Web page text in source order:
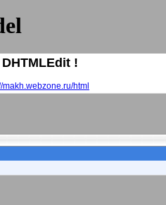
!
makh.webzone.ru/html